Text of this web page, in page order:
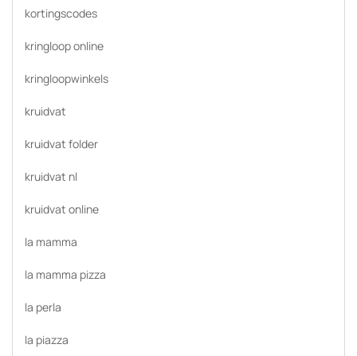
kortingscodes
kringloop online
kringloopwinkels
kruidvat
kruidvat folder
kruidvat nl
kruidvat online
la mamma
la mamma pizza
la perla
la piazza